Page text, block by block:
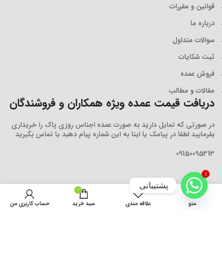
قوانین و مقررات
درباره ما
سوالات متداول
ثبت شکایات
فروش عمده
مقالات و مطالب
دریافت قیمت عمده ویژه همکاران و فروشندگان
در صورتی که تمایل دارید به صورت عمده اجناس روزی پاک را خریداری
بفرمایید لطفا در پیامک یا ایتا به این شماره پیام دهید یا تماس بگیرید
09150095313
منو علاقه مندی
0
سبد خرید حساب کاربری من
1
پشتیبانی